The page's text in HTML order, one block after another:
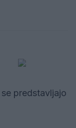
predstavljajo